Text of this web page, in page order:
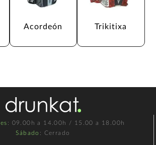
Acordeón Trikitixa
: 09.00h a 14.00h / 15.00 a 18.00h
Sábado : Cerrado